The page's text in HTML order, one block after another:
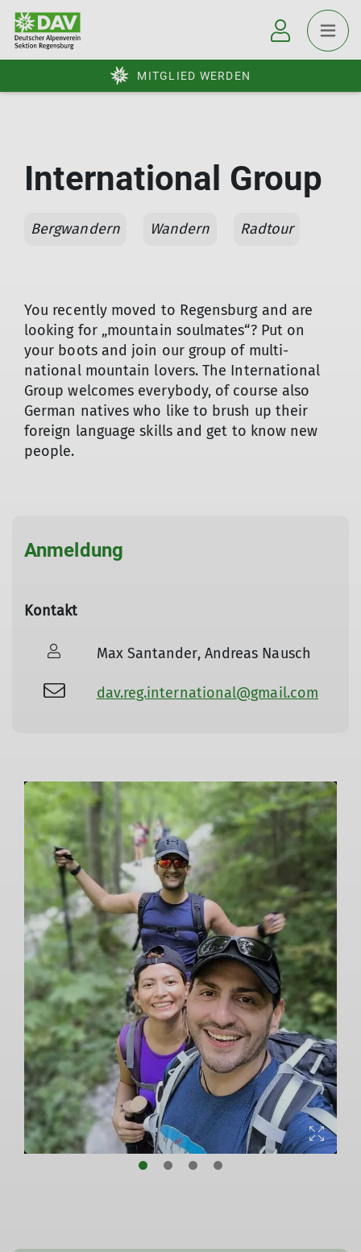
MITGLIED WERDEN
International Group
Bergwandern Wandern Radtour
You recently moved to Regensburg and are
looking for „mountain soulmates“? Put on
your boots and join our group of multi-
national mountain lovers. The International
Group welcomes everybody, of course also
German natives who like to brush up their
foreign language skills and get to know new
people.
Anmeldung
Kontakt
Max Santander, Andreas Nausch
dav.reg.international@gmail.com